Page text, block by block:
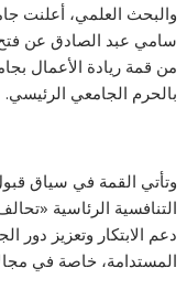
والبحث العلمي، أعلنت
سامي عبد الصادق عن فتح
بالحرم الجامعي الرئيسي.
وتأتي القمة في سياق
التنافسية الرئاسية
دعم الابتكار وتعزيز دور
المستدامة، خاصة في